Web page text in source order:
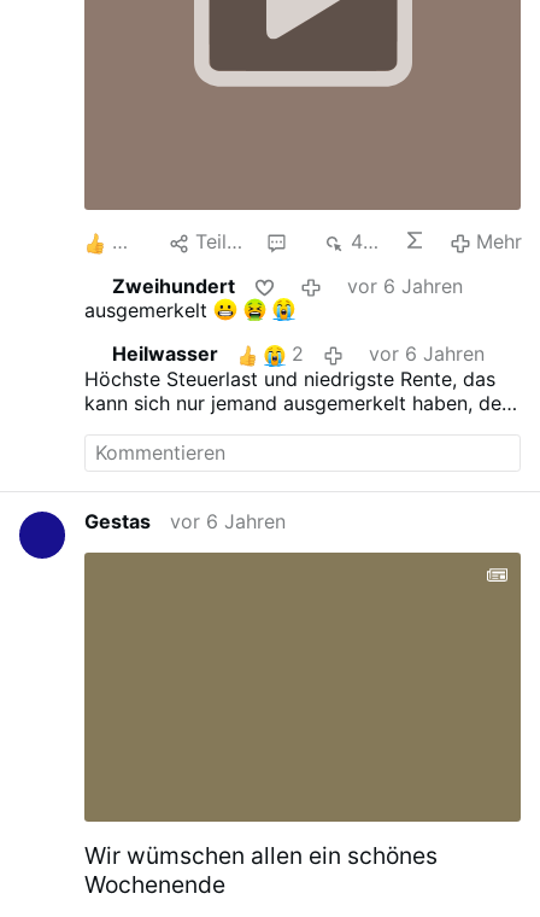
Teilen 444
Mehr
Zweihundert
vor 6 Jahren
ausgemerkelt
Heilwasser
2
vor 6 Jahren
Höchste Steuerlast und niedrigste Rente, das
kann sich nur jemand ausgemerkelt haben, der
ja schon mal so einen freud'schen Versprecher
geliefert, als sie meinte, die Afrikanischen
Völker müssten "ausgebeutet" statt ausgebildet
werden. Da hat sie mal ausgesprochen, was sie
wirklich denkt.
Gestas vor 6 Jahren
Wir wümschen allen ein schönes
Wochenende